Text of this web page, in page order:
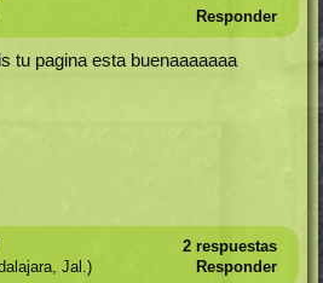
Responder
tu pagina esta buenaaaaaaa
2 respuestas
Jal.) Responder